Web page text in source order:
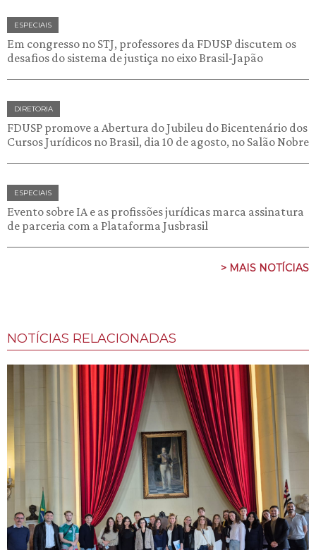
ESPECIAIS
Em congresso no STJ, professores da FDUSP discutem os
desafios do sistema de justiça no eixo Brasil-Japão
DIRETORIA
FDUSP promove a Abertura do Jubileu do Bicentenário dos
Cursos Jurídicos no Brasil, dia 10 de agosto, no Salão Nobre
ESPECIAIS
Evento sobre IA e as profissões jurídicas marca assinatura
de parceria com a Plataforma Jusbrasil
> MAIS NOTÍCIAS
NOTÍCIAS RELACIONADAS